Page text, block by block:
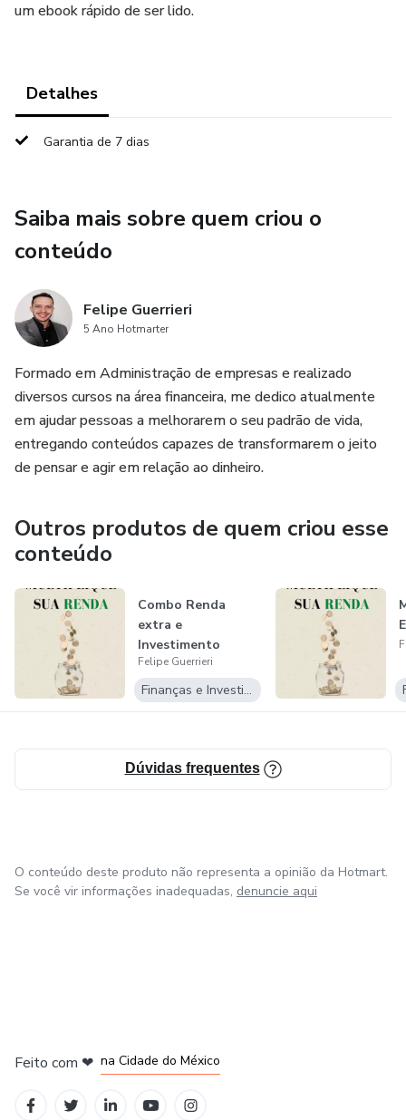
um ebook rápido de ser lido.
Detalhes
Garantia de 7 dias
Saiba mais sobre quem criou o
conteúdo
Felipe Guerrieri
5 Ano Hotmarter
Formado em Administração de empresas e realizado
diversos cursos na área financeira, me dedico atualmente
em ajudar pessoas a melhorarem o seu padrão de vida,
entregando conteúdos capazes de transformarem o jeito
de pensar e agir em relação ao dinheiro.
Outros produtos de quem criou esse
conteúdo
Combo Renda
extra e
Investimento
Felipe Guerrieri
Finanças e Investimentos
Dúvidas frequentes
O conteúdo deste produto não representa a opinião da Hotmart.
Se você vir informações inadequadas, denuncie aqui
Feito com ❤ na Cidade do México